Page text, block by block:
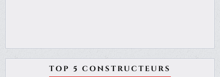
TOP 5 CONSTRUCTEURS